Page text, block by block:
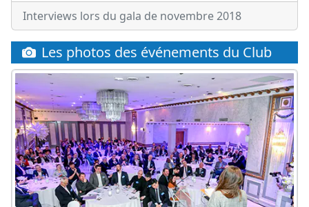
Interviews lors du gala de novembre 2018
Les photos des événements du Club